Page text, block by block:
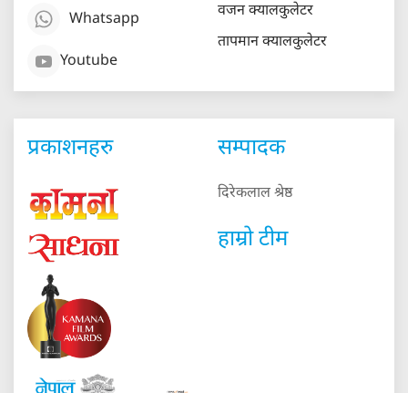
Whatsapp
Youtube
वजन क्यालकुलेटर
तापमान क्यालकुलेटर
प्रकाशनहरु सम्पादक
दिरेकलाल श्रेष्ठ
हाम्रो टीम